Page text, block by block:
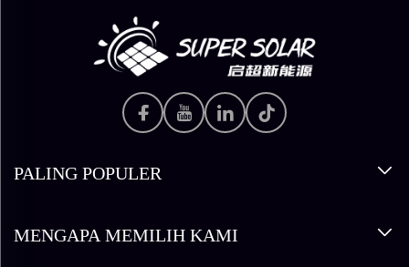
PALING POPULER
MENGAPA MEMILIH KAMI